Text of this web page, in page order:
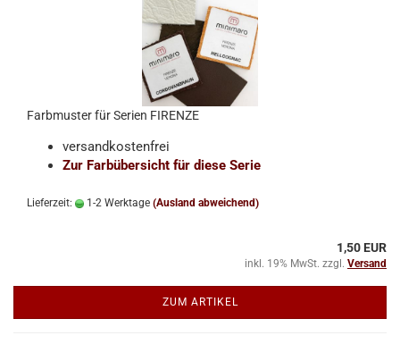
Farbmuster für Serien FIRENZE
versandkostenfrei
Zur Farbübersicht für diese Serie
Lieferzeit: 1-2 Werktage (Ausland abweichend)
1,50 EUR
inkl. 19% MwSt. zzgl. Versand
ZUM ARTIKEL